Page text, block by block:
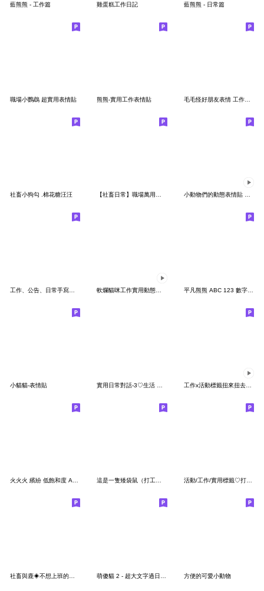
藍熊熊 - 工作篇 雞蛋糕工作日記 藍熊熊 - 日常篇
職場小鸚鵡 超實用表情貼 熊熊-實用工作表情貼 毛毛怪好朋友表情 工作職場專用
社畜小狗勾 .棉花糖汪汪 【社畜日常】職場萬用工作語錄/標籤 小動物們的動態表情貼 日常 工作實用
平凡熊熊 ABC 123 數字 表情貼
小貓貓-表情貼 工作x活動標籤扭來扭去表情貼ت
火火火 繽紛 低飽和度 ABC123英文數字字母 這是一隻矮袋鼠（打工仔） 活動/工作/實用標籤♡打工的鱷魚 表情貼
方便的可愛小動物